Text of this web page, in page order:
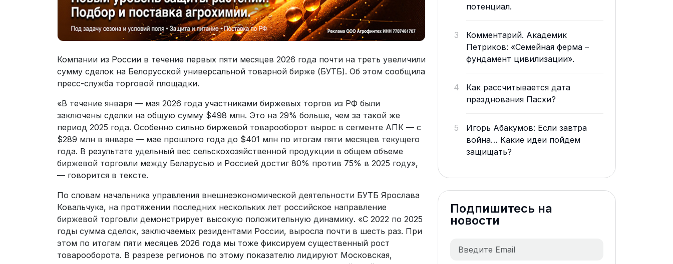
Компании из России в течение первых пяти месяцев 2026 года почти на треть увеличили
сумму сделок на Белорусской универсальной товарной бирже (БУТБ). Об этом сообщила
пресс-служба торговой площадки.
«В течение января — мая 2026 года участниками биржевых торгов из РФ были
заключены сделки на общую сумму $498 млн. Это на 29% больше, чем за такой же
период 2025 года. Особенно сильно биржевой товарооборот вырос в сегменте АПК — с
$289 млн в январе — мае прошлого года до $401 млн по итогам пяти месяцев текущего
года. В результате удельный вес сельскохозяйственной продукции в общем объеме
биржевой торговли между Беларусью и Россией достиг 80% против 75% в 2025 году»,
— говорится в тексте.
По словам начальника управления внешнеэкономической деятельности БУТБ Ярослава
Ковальчука, на протяжении последних нескольких лет российское направление
биржевой торговли демонстрирует высокую положительную динамику. «С 2022 по 2025
годы сумма сделок, заключаемых резидентами России, выросла почти в шесть раз. При
этом по итогам пяти месяцев 2026 года мы тоже фиксируем существенный рост
товарооборота. В разрезе регионов по этому показателю лидируют Московская,
потенциал.
3
Комментарий. Академик
Петриков: «Семейная ферма –
фундамент цивилизации».
4
Как рассчитывается дата
празднования Пасхи?
5
Игорь Абакумов: Если завтра
война… Какие идеи пойдем
защищать?
Подпишитесь на
новости